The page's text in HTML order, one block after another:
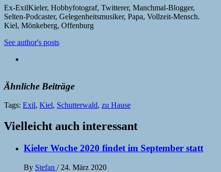
Ex-ExilKieler, Hobbyfotograf, Twitterer, Manchmal-Blogger,
Selten-Podcaster, Gelegenheitsmusiker, Papa, Vollzeit-Mensch.
Kiel, Mönkeberg, Offenburg
See author's posts
Ähnliche Beiträge
Tags: Exil, Kiel, Schutterwald, zu Hause
Vielleicht auch interessant
Kieler Woche 2020 findet im September statt
By Stefan / 24. März 2020